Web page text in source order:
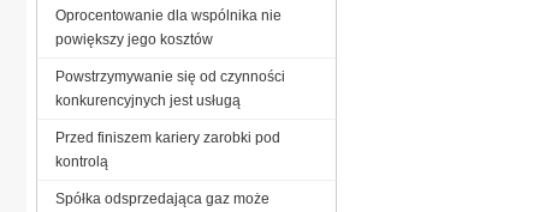
Oprocentowanie dla wspólnika nie
powiększy jego kosztów
Powstrzymywanie się od czynności
konkurencyjnych jest usługą
Przed finiszem kariery zarobki pod
kontrolą
Spółka odsprzedająca gaz może